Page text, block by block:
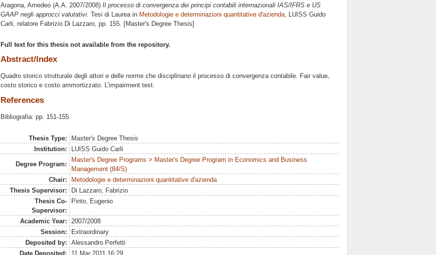
Aragona, Amedeo (A.A. 2007/2008) Il processo di convergenza dei principi contabili internazionali IAS/IFRS e US
GAAP negli approcci valutativi. Tesi di Laurea in Metodologie e determinazioni quantitative d'azienda, LUISS Guido
Carli, relatore Fabrizio Di Lazzaro, pp. 155. [Master's Degree Thesis]
Full text for this thesis not available from the repository.
Abstract/Index
Quadro storico strutturale degli attori e delle norme che disciplinano il processo di convergenza contabile. Fair value,
costo storico e costo ammortizzato. L’impairment test.
References
Bibliografia: pp. 151-155.
Thesis Type:
Master's Degree Thesis
Institution:
LUISS Guido Carli
Degree Program:
Master's Degree Programs > Master's Degree Program in Economics and Business
Management (84/S)
Chair:
Metodologie e determinazioni quantitative d'azienda
Thesis Supervisor:
Di Lazzaro, Fabrizio
Thesis Co-
Supervisor:
Pinto, Eugenio
Academic Year:
2007/2008
Session:
Extraordinary
Deposited by:
Alessandro Perfetti
Date Deposited:
11 Mar 2011 16:29